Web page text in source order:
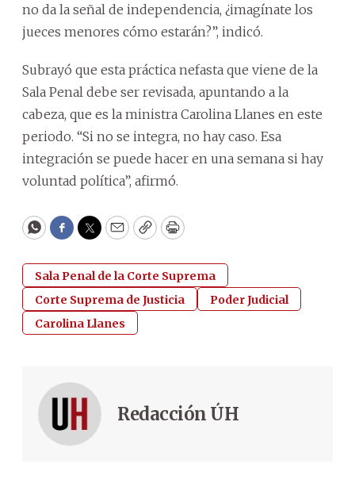
no da la señal de independencia, ¿imagínate los
jueces menores cómo estarán?”, indicó.
Subrayó que esta práctica nefasta que viene de la
Sala Penal debe ser revisada, apuntando a la
cabeza, que es la ministra Carolina Llanes en este
periodo. “Si no se integra, no hay caso. Esa
integración se puede hacer en una semana si hay
voluntad política”, afirmó.
WhatsApp
Facebook
Twitter
EmailCopyPrint
Sala Penal de la Corte Suprema
Corte Suprema de Justicia
Poder Judicial
Carolina Llanes
Redacción ÚH